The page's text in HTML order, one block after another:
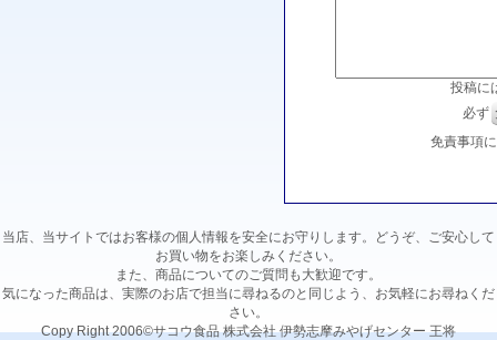
投稿に
必ず
免責事項
当店、当サイトではお客様の個人情報を安全にお守りします。どうぞ、ご安心して
お買い物をお楽しみください。
また、商品についてのご質問も大歓迎です。
気になった商品は、実際のお店で担当に尋ねるのと同じよう、お気軽にお尋ねくだ
さい。
Copy Right 2006©サコウ食品 株式会社 伊勢志摩みやげセンター 王将